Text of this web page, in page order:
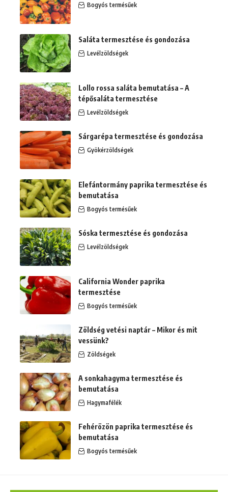
Bogyós termésűek
Saláta termesztése és gondozása
Levélzöldségek
Lollo rossa saláta bemutatása – A
tépősaláta termesztése
Levélzöldségek
Sárgarépa termesztése és gondozása
Gyökérzöldségek
Elefántormány paprika termesztése és
bemutatása
Bogyós termésűek
Sóska termesztése és gondozása
Levélzöldségek
California Wonder paprika
termesztése
Bogyós termésűek
Zöldség vetési naptár – Mikor és mit
vessünk?
Zöldségek
A sonkahagyma termesztése és
bemutatása
Hagymafélék
Fehérözön paprika termesztése és
bemutatása
Bogyós termésűek